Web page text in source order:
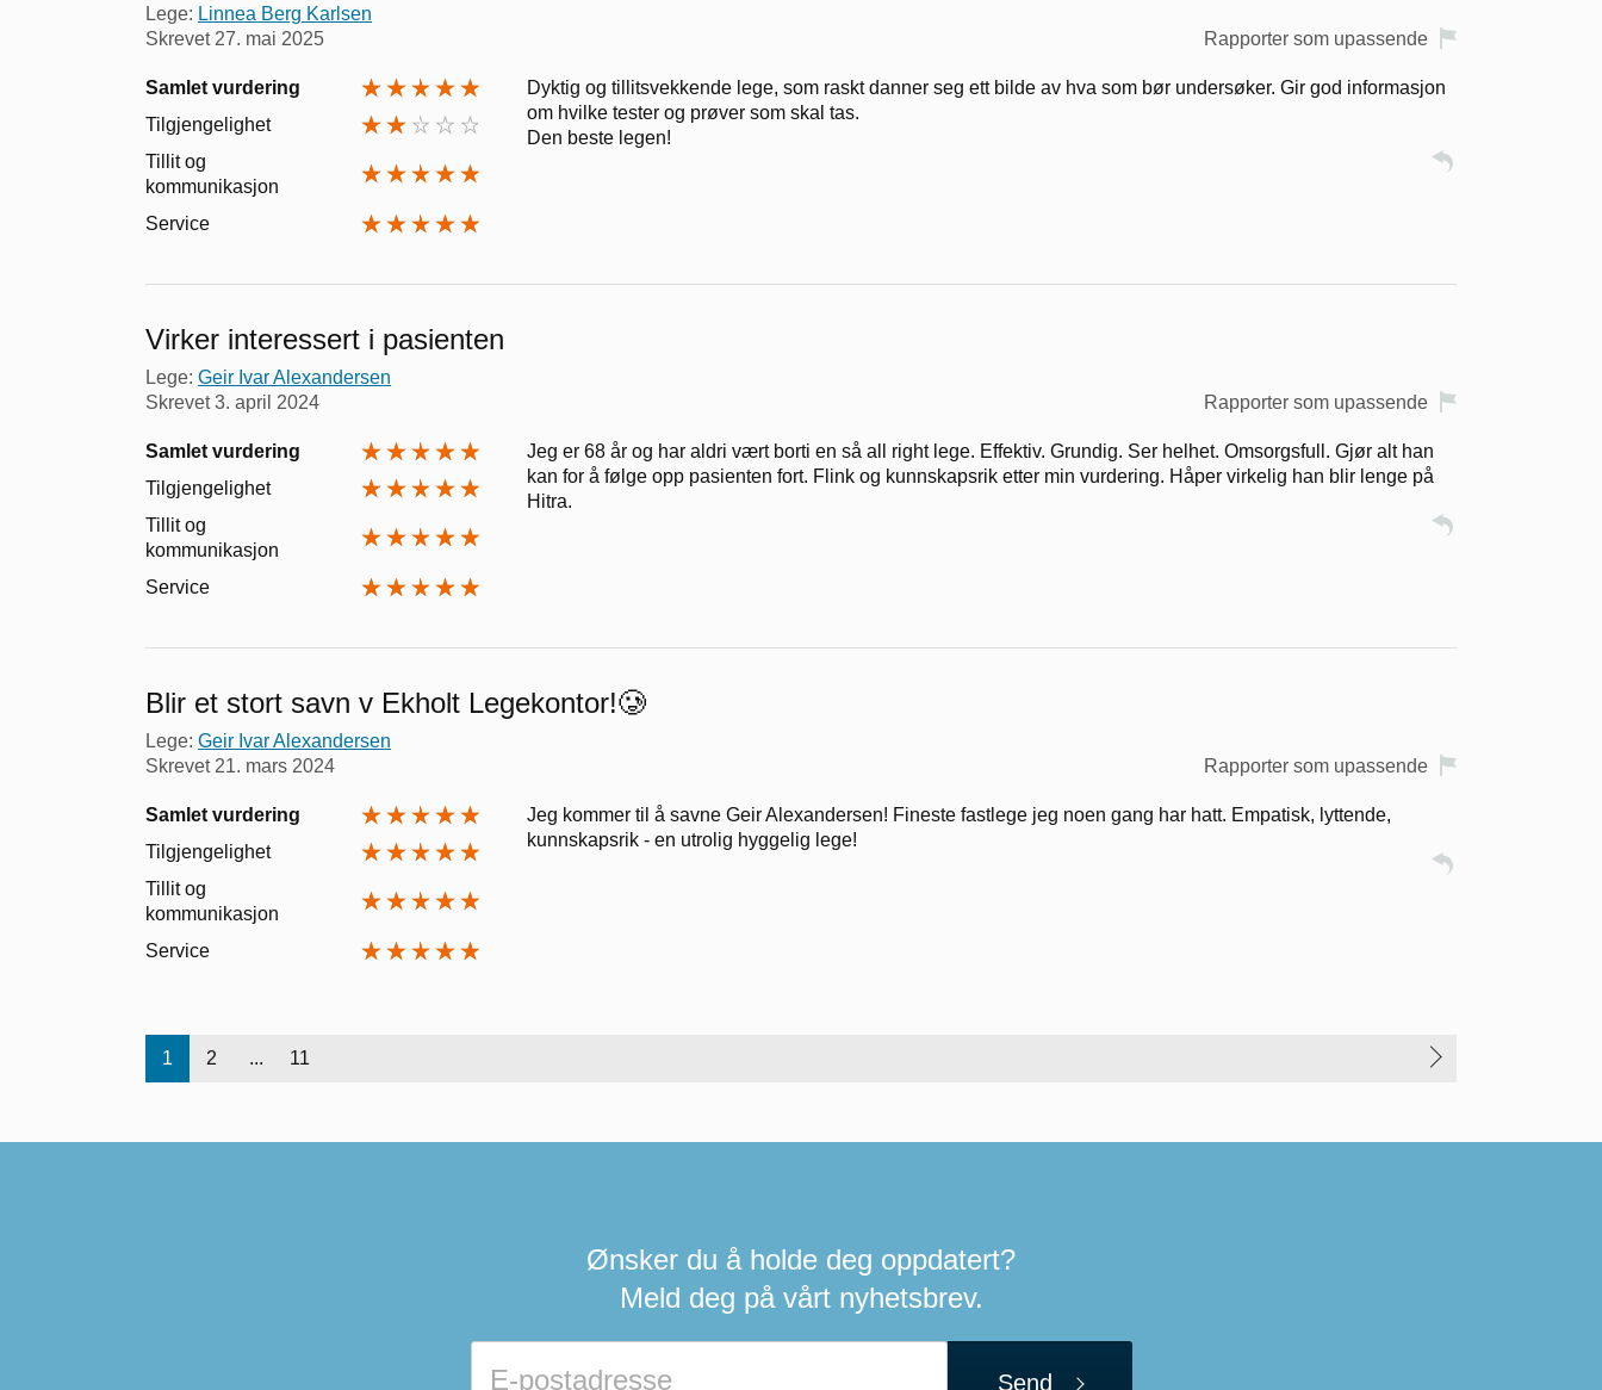
Lege: Linnea Berg Karlsen
Skrevet 27. mai 2025 Rapporter som upassende
Samlet vurdering
Tilgjengelighet
Tillit og
kommunikasjon
Service
Dyktig og tillitsvekkende lege, som raskt danner seg ett bilde av hva som bør undersøker. Gir god informasjon
om hvilke tester og prøver som skal tas.
Den beste legen!
Virker interessert i pasienten
Lege: Geir Ivar Alexandersen
Skrevet3. april 2024 Rapporter som upassende
Samlet vurdering
Tilgjengelighet
Tillit og
kommunikasjon
Service
Jeg er 68 år og har aldri vært borti en så all right lege. Effektiv. Grundig. Ser helhet. Omsorgsfull. Gjør alt han
kan for å følge opp pasienten fort. Flink og kunnskapsrik etter min vurdering. Håper virkelig han blir lenge på
Hitra.
Blir et stort savn v Ekholt Legekontor!🥲
Lege: Geir Ivar Alexandersen
Skrevet 21. mars 2024 Rapporter som upassende
Samlet vurdering
Tilgjengelighet
Tillit og
kommunikasjon
Service
Jeg kommer til å savne Geir Alexandersen! Fineste fastlege jeg noen gang har hatt. Empatisk, lyttende,
kunnskapsrik - en utrolig hyggelig lege!
1 2 ... 11
Ønsker du å holde deg oppdatert?
Meld deg på vårt nyhetsbrev.
Send